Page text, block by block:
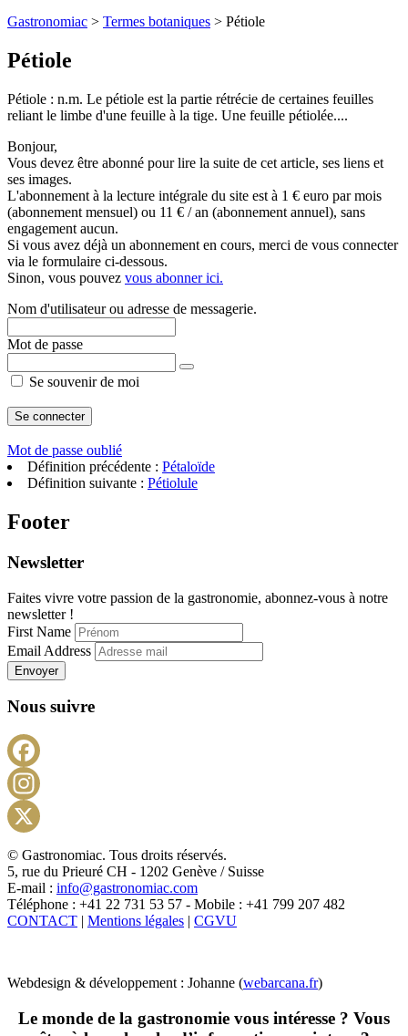
Gastronomiac > Termes botaniques > Pétiole
Pétiole
Pétiole : n.m. Le pétiole est la partie rétrécie de certaines feuilles
reliant le limbe d'une feuille à la tige. Une feuille pétiolée....
Bonjour,
Vous devez être abonné pour lire la suite de cet article, ses liens et
ses images.
L'abonnement à la lecture intégrale du site est à 1 € euro par mois
(abonnement mensuel) ou 11 € / an (abonnement annuel), sans
engagement aucun.
Si vous avez déjà un abonnement en cours, merci de vous connecter
via le formulaire ci-dessous.
Sinon, vous pouvez vous abonner ici.
Nom d'utilisateur ou adresse de messagerie.
Mot de passe
Se souvenir de moi
Mot de passe oublié
Définition précédente : Pétaloïde
Définition suivante : Pétiolule
Footer
Newsletter
Faites vivre votre passion de la gastronomie, abonnez-vous à notre
newsletter !
First Name
Email Address
Envoyer
Nous suivre
X
© Gastronomiac. Tous droits réservés.
5, rue du Prieuré CH - 1202 Genève / Suisse
E-mail : info@gastronomiac.com
Téléphone : +41 22 731 53 57 - Mobile : +41 799 207 482
CONTACT | Mentions légales | CGVU
Webdesign & développement : Johanne (webarcana.fr)
Le monde de la gastronomie vous intéresse ? Vous